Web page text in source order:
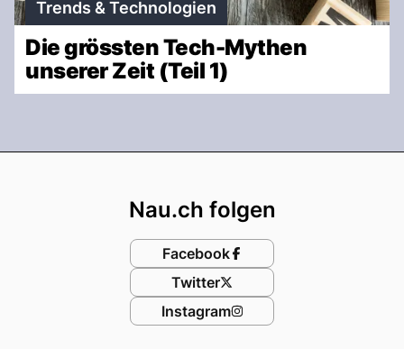
Trends & Technologien
Die grössten Tech-Mythen
unserer Zeit (Teil 1)
Nau.ch folgen
Facebook
Twitter
Instagram